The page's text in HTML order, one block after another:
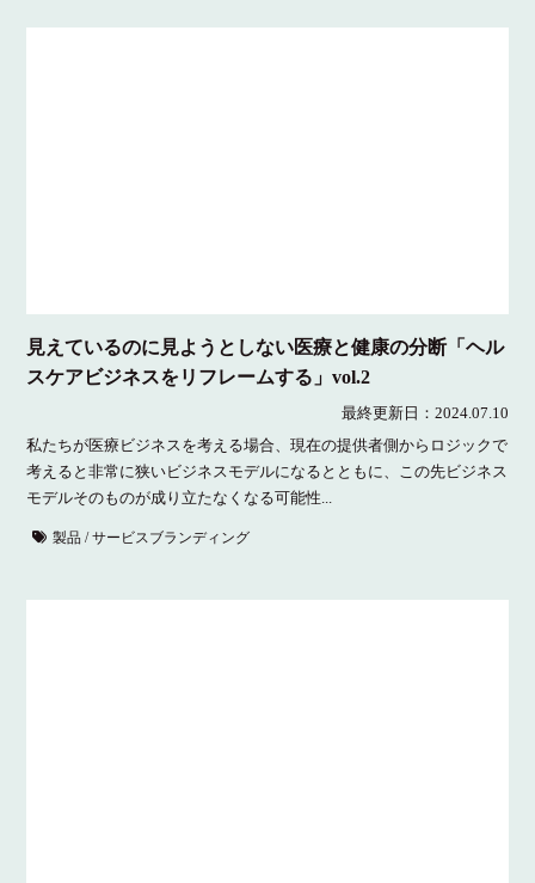
見えているのに見ようとしない医療と健康の分断「ヘル
スケアビジネスをリフレームする」vol.2
最終更新日： 2024.07.10
私たちが医療ビジネスを考える場合、現在の提供者側からロジックで
考えると非常に狭いビジネスモデルになるとともに、この先ビジネス
モデルそのものが成り立たなくなる可能性...
製品 / サービスブランディング